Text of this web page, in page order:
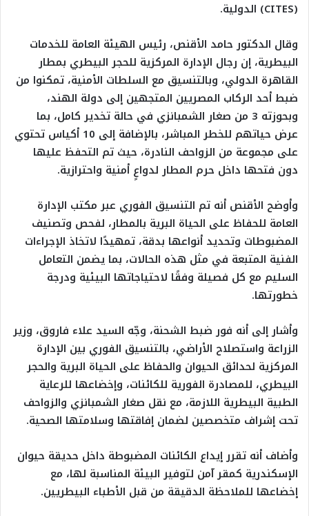
(CITES) الدولية.
وقال الدكتور حامد الأقنص، رئيس الهيئة العامة للخدمات
البيطرية، إن رجال الإدارة المركزية للحجر البيطري بمطار
القاهرة الدولي، وبالتنسيق مع السلطات الأمنية، تمكنوا من
ضبط أحد الركاب المصريين المتجهين إلى دولة الهند،
وبحوزته 3 من صغار الشمبانزي في حالة تخدير كامل، بما
عرض حياتهم للخطر المباشر، بالإضافة إلى 10 أكياس تحتوي
على مجموعة من الزواحف النادرة، حيث تم التحفظ عليها
دون فتحها داخل حرم المطار لدواعٍ أمنية واحترازية.
وأوضح الأقنص أنه تم التنسيق الفوري عبر مكتب الإدارة
العامة للحفاظ على الحياة البرية بالمطار، لفحص وتصنيف
المضبوطات وتحديد أنواعها بدقة، تمهيدًا لاتخاذ الإجراءات
الفنية المتبعة في مثل هذه الحالات، بما يضمن التعامل
السليم مع كل فصيلة وفقًا لاحتياجاتها البيئية ودرجة
خطورتها.
وأشار إلى أنه فور ضبط الشحنة، وجّه السيد علاء فاروق، وزير
الزراعة واستصلاح الأراضي، بالتنسيق الفوري بين الإدارة
المركزية لحدائق الحيوان والحفاظ على الحياة البرية والحجر
البيطري، للمصادرة الفورية للكائنات، وإخضاعها للرعاية
الطبية البيطرية اللازمة، مع نقل صغار الشمبانزي والزواحف
تحت إشراف متخصصين لضمان إفاقتها وسلامتها الصحية.
وأضاف أنه تقرر إيداع الكائنات المضبوطة داخل حديقة حيوان
الإسكندرية كمقر آمن لتوفير البيئة المناسبة لها، مع
إخضاعها للملاحظة الدقيقة من قبل الأطباء البيطريين.